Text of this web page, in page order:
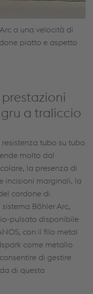
a una velocità di
piatto e aspetto
a traliccio
tubo su tubo
molto dal
la presenza di
incisioni marginali, la
cordone di
Böhler Arc,
pulsato disponibile
con il filo metal
come metallo
di gestire
di questa